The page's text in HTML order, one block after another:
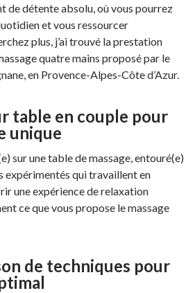
de détente absolu, où vous pourrez
et vous ressourcer
plus, j’ai trouvé la prestation
quatre mains proposé par le
en Provence-Alpes-Côte d’Azur.
table en couple pour
unique
sur une table de massage, entouré(e)
expérimentés qui travaillent en
une expérience de relaxation
ce que vous propose le massage
de techniques pour